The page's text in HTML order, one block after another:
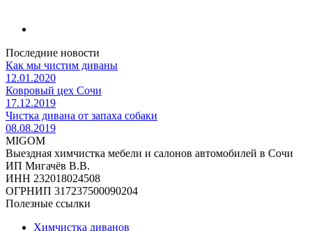
Последние новости
Как мы чистим диваны
12.01.2020
Ковровый цех Сочи
17.12.2019
Чистка дивана от запаха собаки
08.08.2019
MIGOM
Выездная химчистка мебели и салонов автомобилей в Сочи
ИП Мигачёв В.В.
ИНН 232018024508
ОГРНИП 317237500090204
Полезные ссылки
Химчистка диванов